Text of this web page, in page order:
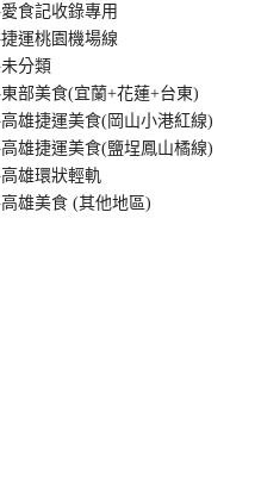
愛食記收錄專用
捷運桃園機場線
未分類
東部美食(宜蘭+花蓮+台東)
高雄捷運美食(岡山小港紅線)
高雄捷運美食(鹽埕鳳山橘線)
高雄環狀輕軌
高雄美食 (其他地區)